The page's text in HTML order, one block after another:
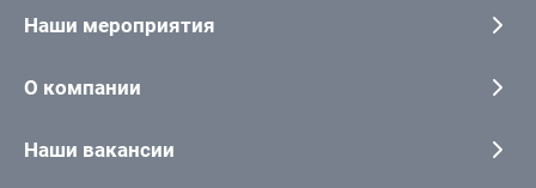
Наши мероприятия
О компании
Наши вакансии